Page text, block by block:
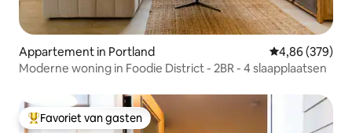
Appartement in Portland Gemiddelde
4,86 (379)
Moderne woning in Foodie District - 2BR - 4 slaapplaatsen
Topfavoriet van gasten
Favoriet van gasten